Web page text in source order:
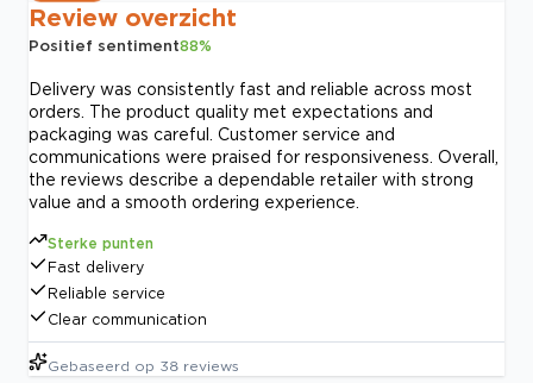
Review overzicht
Positief sentiment88%
Delivery was consistently fast and reliable across most
orders. The product quality met expectations and
packaging was careful. Customer service and
communications were praised for responsiveness. Overall,
the reviews describe a dependable retailer with strong
value and a smooth ordering experience.
Sterke punten
Fast delivery
Reliable service
Clear communication
Gebaseerd op 38 reviews